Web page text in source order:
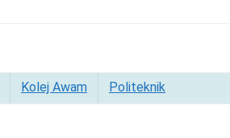
Kolej Awam Politeknik